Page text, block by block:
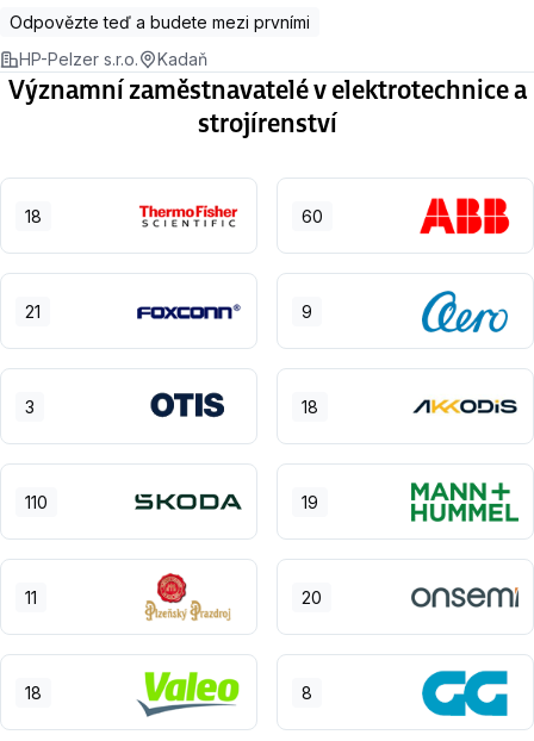
Odpovězte teď a budete mezi prvními
HP-Pelzer s.r.o.
Kadaň
Významní zaměstnavatelé v elektrotechnice a
strojírenství
18 60
21 9
3 18
110 19
11 20
18 8